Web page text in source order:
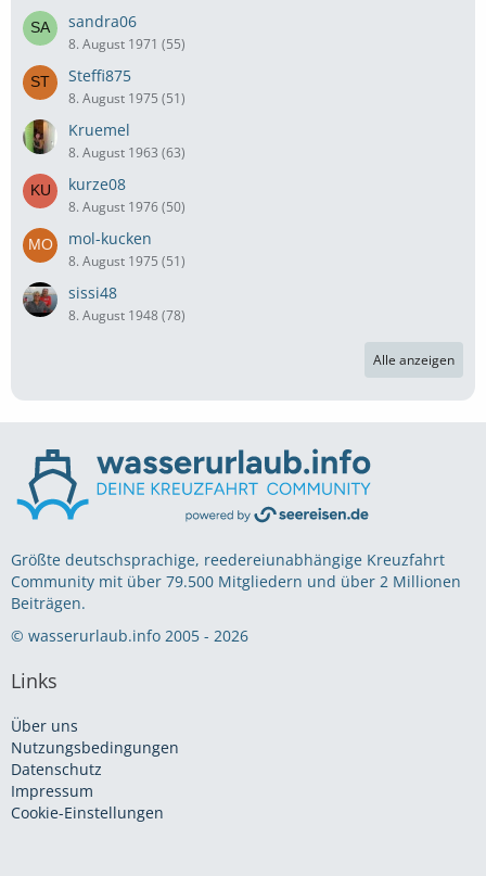
sandra06
8. August 1971 (55)
Steffi875
8. August 1975 (51)
Kruemel
8. August 1963 (63)
kurze08
8. August 1976 (50)
mol-kucken
8. August 1975 (51)
sissi48
8. August 1948 (78)
Alle anzeigen
Größte deutschsprachige, reedereiunabhängige Kreuzfahrt
Community mit über 79.500 Mitgliedern und über 2 Millionen
Beiträgen.
© wasserurlaub.info 2005 - 2026
Links
Über uns
Nutzungsbedingungen
Datenschutz
Impressum
Cookie-Einstellungen